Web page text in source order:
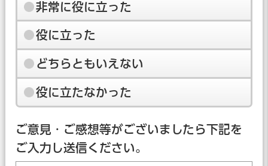
非常に役に立った
役に立った
どちらともいえない
役に立たなかった
ご意見・ご感想等がございましたら下記を
ご入力し送信ください。